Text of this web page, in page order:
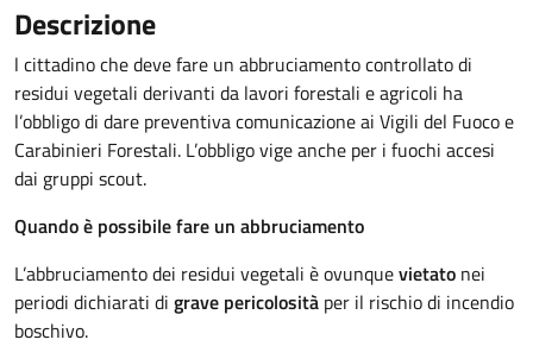
Descrizione
l cittadino che deve fare un abbruciamento controllato di
residui vegetali derivanti da lavori forestali e agricoli ha
l’obbligo di dare preventiva comunicazione ai Vigili del Fuoco e
Carabinieri Forestali. L’obbligo vige anche per i fuochi accesi
dai gruppi scout.
Quando è possibile fare un abbruciamento
L’abbruciamento dei residui vegetali è ovunquevietato nei
periodi dichiarati di grave pericolosità per il rischio di incendio
boschivo.